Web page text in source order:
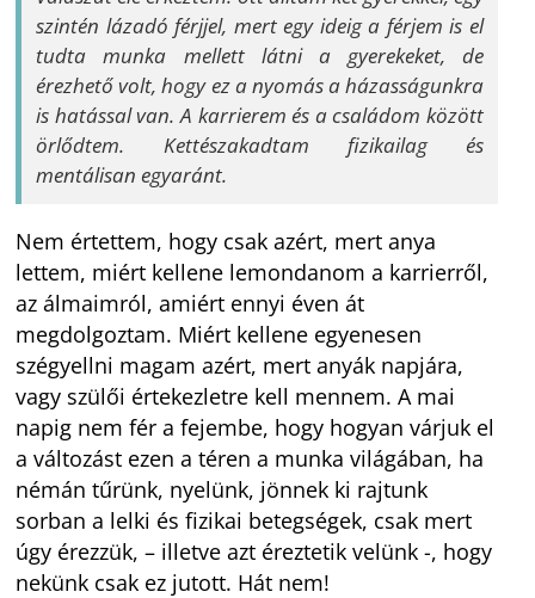
szintén lázadó férjjel, mert egy ideig a férjem is el
tudta munka mellett látni a gyerekeket, de
érezhető volt, hogy ez a nyomás a házasságunkra
is hatással van. A karrierem és a családom között
örlődtem. Kettészakadtam fizikailag és
mentálisan egyaránt.
Nem értettem, hogy csak azért, mert anya
lettem, miért kellene lemondanom a karrierről,
az álmaimról, amiért ennyi éven át
megdolgoztam. Miért kellene egyenesen
szégyellni magam azért, mert anyák napjára,
vagy szülői értekezletre kell mennem. A mai
napig nem fér a fejembe, hogy hogyan várjuk el
a változást ezen a téren a munka világában, ha
némán tűrünk, nyelünk, jönnek ki rajtunk
sorban a lelki és fizikai betegségek, csak mert
úgy érezzük, – illetve azt éreztetik velünk -, hogy
nekünk csak ez jutott. Hát nem!